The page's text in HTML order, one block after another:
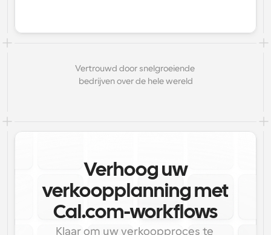
Vertrouwd door snelgroeiende
bedrijven over de hele wereld
Verhoog uw
verkoopplanning met
Cal.com-workflows
Klaar om uw verkoopproces te